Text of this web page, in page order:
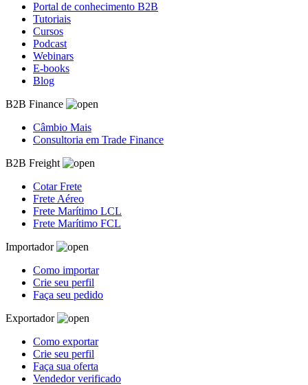
Portal de conhecimento B2B
Tutoriais
Cursos
Podcast
Webinars
E-books
Blog
B2B Finance
Câmbio Mais
Consultoria em Trade Finance
B2B Freight
Cotar Frete
Frete Aéreo
Frete Marítimo LCL
Frete Marítimo FCL
Importador
Como importar
Crie seu perfil
Faça seu pedido
Exportador
Como exportar
Crie seu perfil
Faça sua oferta
Vendedor verificado